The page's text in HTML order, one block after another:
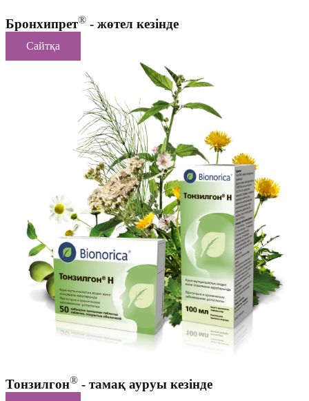
Бронхипрет® - жөтел кезінде
Сайтқа
Тонзилгон® - тамақ ауруы кезінде